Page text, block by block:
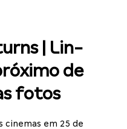
| Lin-
de
fotos
cinemas em 25 de